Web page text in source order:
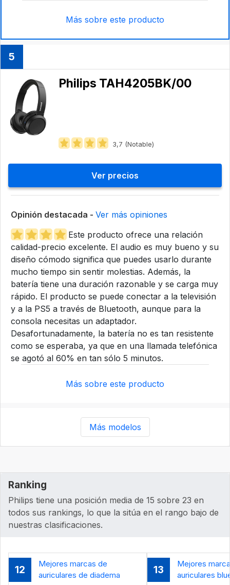
Más sobre este producto
5
Philips ‎TAH4205BK/00
3,7 (Notable)
Ver precios
Opinión destacada - Ver más opiniones
Este producto ofrece una relación
calidad-precio excelente. El audio es muy bueno y su
diseño cómodo significa que puedes usarlo durante
mucho tiempo sin sentir molestias. Además, la
batería tiene una duración razonable y se carga muy
rápido. El producto se puede conectar a la televisión
y a la PS5 a través de Bluetooth, aunque para la
consola necesitas un adaptador.
Desafortunadamente, la batería no es tan resistente
como se esperaba, ya que en una llamada telefónica
se agotó al 60% en tan sólo 5 minutos.
Más sobre este producto
Más modelos
Ranking
Philips tiene una posición media de 15 sobre 23 en
todos sus rankings, lo que la sitúa en el rango bajo de
nuestras clasificaciones.
12
Mejores marcas de
auriculares de diadema
13
Mejores
auriculares